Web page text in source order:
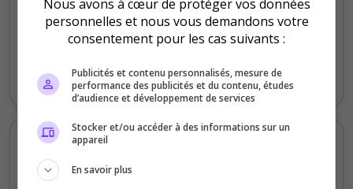
Vendredi Samedi Dimanche Lundi Mardi Jeudi
Votes Clics
Votes et clics mensuels
200
Nous avons à cœur de protéger vos données
personnelles et nous vous demandons votre
consentement pour les cas suivants :
Publicités et contenu personnalisés, mesure de
performance des publicités et du contenu, études
d’audience et développement de services
Stocker et/ou accéder à des informations sur un
appareil
En savoir plus